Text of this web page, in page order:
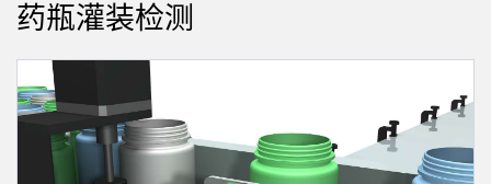
SNAP SIGNAL
传感器
光电传感器
激光测距
工业物联网与智能工厂
储罐料位监控
前缘检测
工厂通信
药瓶灌装检测